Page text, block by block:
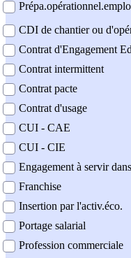
CDI de chantier ou
Contrat d'Engagement
Contrat intermittent
Contrat pacte
Contrat d'usage
CUI - CAE
CUI - CIE
Engagement à servir
Franchise
Insertion par l'activ.éco.
Portage salarial
Profession commerciale